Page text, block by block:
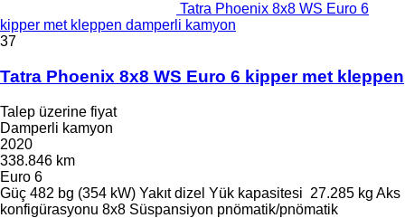
Tatra Phoenix 8x8 WS Euro 6
kipper met kleppen damperli kamyon
37
Tatra Phoenix 8x8 WS Euro 6 kipper met kleppen
Talep üzerine fiyat
Damperli kamyon
2020
338.846 km
Euro 6
Güç 482 bg (354 kW) Yakıt dizel Yük kapasitesi 27.285 kg Aks
konfigürasyonu 8x8 Süspansiyon pnömatik/pnömatik